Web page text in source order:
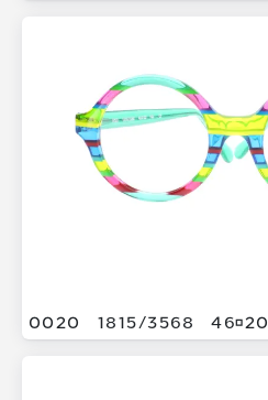
0020 1815/3568 4620